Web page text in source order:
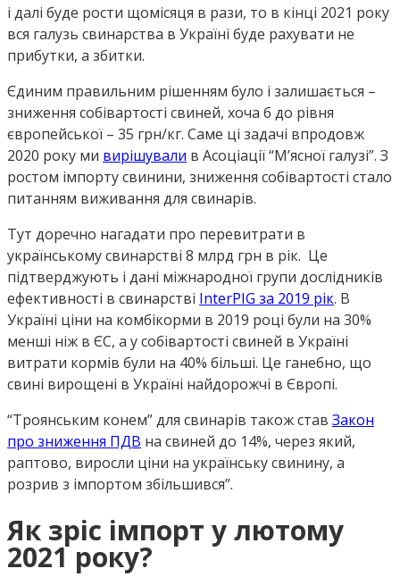
і далі буде рости щомісяця в рази, то в кінці 2021 року
вся галузь свинарства в Україні буде рахувати не
прибутки, а збитки.
Єдиним правильним рішенням було і залишається –
зниження собівартості свиней, хоча б до рівня
європейської – 35 грн/кг. Саме ці задачі впродовж
2020 року ми вирішували в Асоціації “М’ясної галузі”. З
ростом імпорту свинини, зниження собівартості стало
питанням виживання для свинарів.
Тут доречно нагадати про перевитрати в
українському свинарстві 8 млрд грн в рік. Це
підтверджують і дані міжнародної групи дослідників
ефективності в свинарстві InterPIG за 2019 рік. В
Україні ціни на комбікорми в 2019 році були на 30%
менші ніж в ЄС, а у собівартості свиней в Україні
витрати кормів були на 40% більші. Це ганебно, що
свині вирощені в Україні найдорожчі в Європі.
“Троянським конем” для свинарів також став Закон
про зниження ПДВ на свиней до 14%, через який,
раптово, виросли ціни на українську свинину, а
розрив з імпортом збільшився”.
Як зріс імпорт у лютому
2021 року?